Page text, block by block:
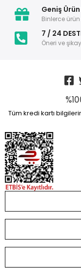
Geniş
Binlerce
7 / 24
Öneri ve
Tüm kredi kartı